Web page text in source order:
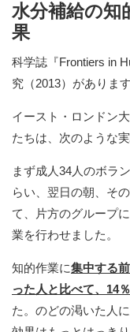
水分補給の知
果
科学誌『Frontiers in
究（2013）があります
イースト・ロンドン
たちは、次のような
まず成人34人のボラ
らい、翌日の朝、そ
て、片方のグループ
業を行わせました。
知的作業に集中する
った人と比べて、14
た。のどの渇いた人